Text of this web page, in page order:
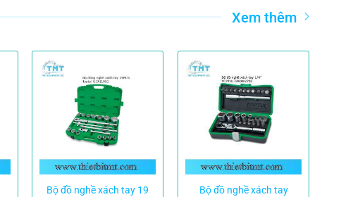
Xem thêm
Bộ đồ nghề xách tay 19
Bộ đồ nghề xách tay